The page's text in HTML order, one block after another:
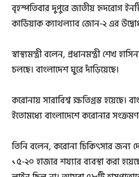
বৃহস্পতিবার দুপুরে জাতীয় হৃদরোগ
কার্ডিয়াক ক্যাথল্যাব জোন-২ এর
স্বাস্থ্যমন্ত্রী বলেন, প্রধানমন্ত্রী শেখ
চলছে। বাংলাদেশ ঘুরে দাঁড়িয়েছে।
করোনায় সারাবিশ্ব ক্ষতিগ্রস্ত হয়েছে।
ইতোমধ্যে বাংলাদেশে করোনার
তিনি বলেন, করোনা চিকিৎসার জন্য
১৫-২০ হাজার শয্যার ব্যবস্থা করা